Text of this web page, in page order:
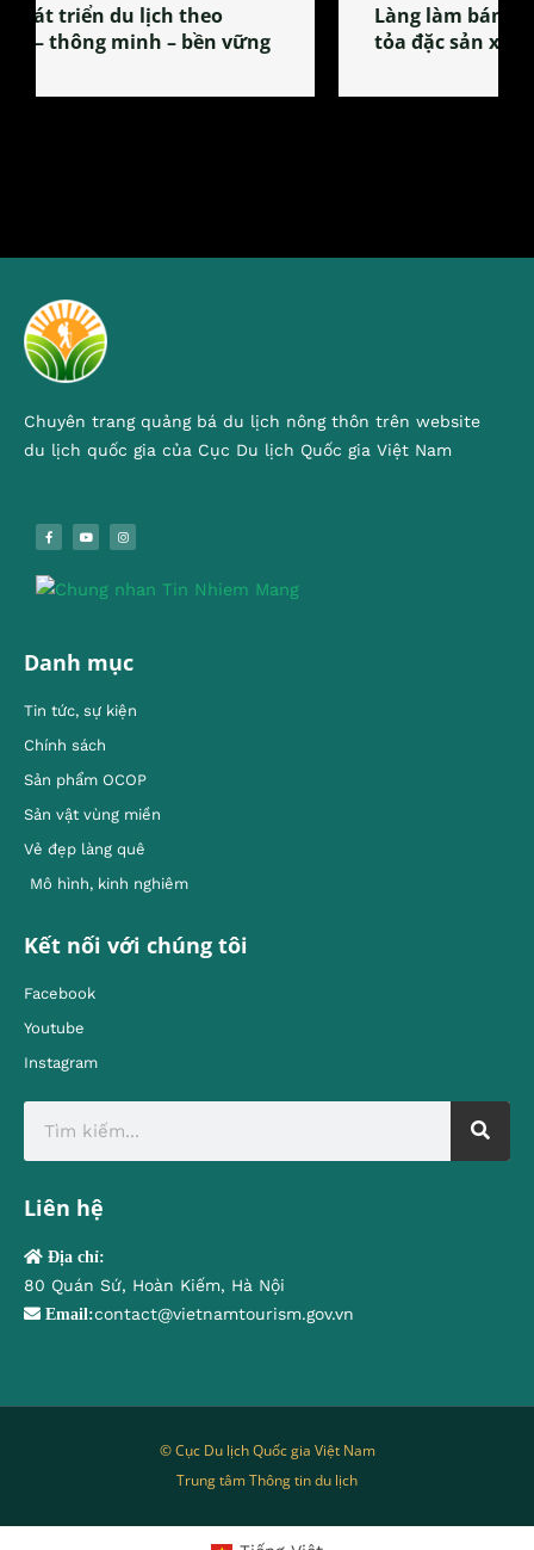
Làng làm bánh tẻ Phú Nhi – nơi lan
tỏa đặc sản xứ Đoài
Chuyên trang quảng bá du lịch nông thôn trên website
du lịch quốc gia của Cục Du lịch Quốc gia Việt Nam
Danh mục
Tin tức, sự kiện
Chính sách
Sản phẩm OCOP
Sản vật vùng miền
Vẻ đẹp làng quê
Mô hình, kinh nghiêm
Kết nối với chúng tôi
Facebook
Youtube
Instagram
Liên hệ
Địa chỉ:
80 Quán Sứ, Hoàn Kiếm, Hà Nội
Email:contact@vietnamtourism.gov.vn
© Cục Du lịch Quốc gia Việt Nam
Trung tâm Thông tin du lịch